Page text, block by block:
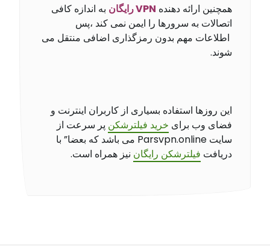
همچنین ارائه دهنده VPN رایگان
به اندازه کافی
اتصالات به سرورها را ایمن نمی کند ،پس
اطلاعات مهم بدون رمزگذاری اضافی منتقل می
شوند.
این روزها استفاده بسیاری از کاربران اینترنت و
فضای وب برای خرید فیلترشکن پر سرعت از
سایت Parsvpn.online می باشد که بعضا” با
دریافت فیلترشکن رایگان نیز همراه است.